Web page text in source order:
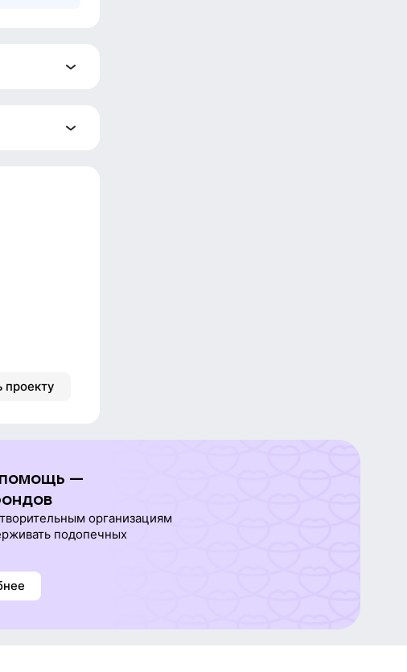
проекту
помощь —
организациям
подопечных